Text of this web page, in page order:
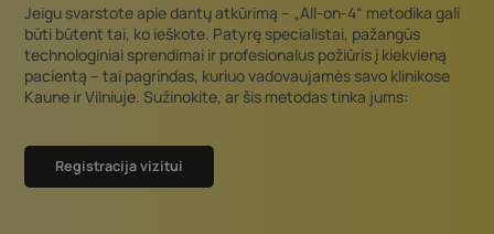
Jeigu svarstote apie dantų atkūrimą – „All-on-4“ metodika gali
būti būtent tai, ko ieškote. Patyrę specialistai, pažangūs
technologiniai sprendimai ir profesionalus požiūris į kiekvieną
pacientą – tai pagrindas, kuriuo vadovaujamės savo klinikose
Kaune ir Vilniuje. Sužinokite, ar šis metodas tinka jums:
Registracija vizitui